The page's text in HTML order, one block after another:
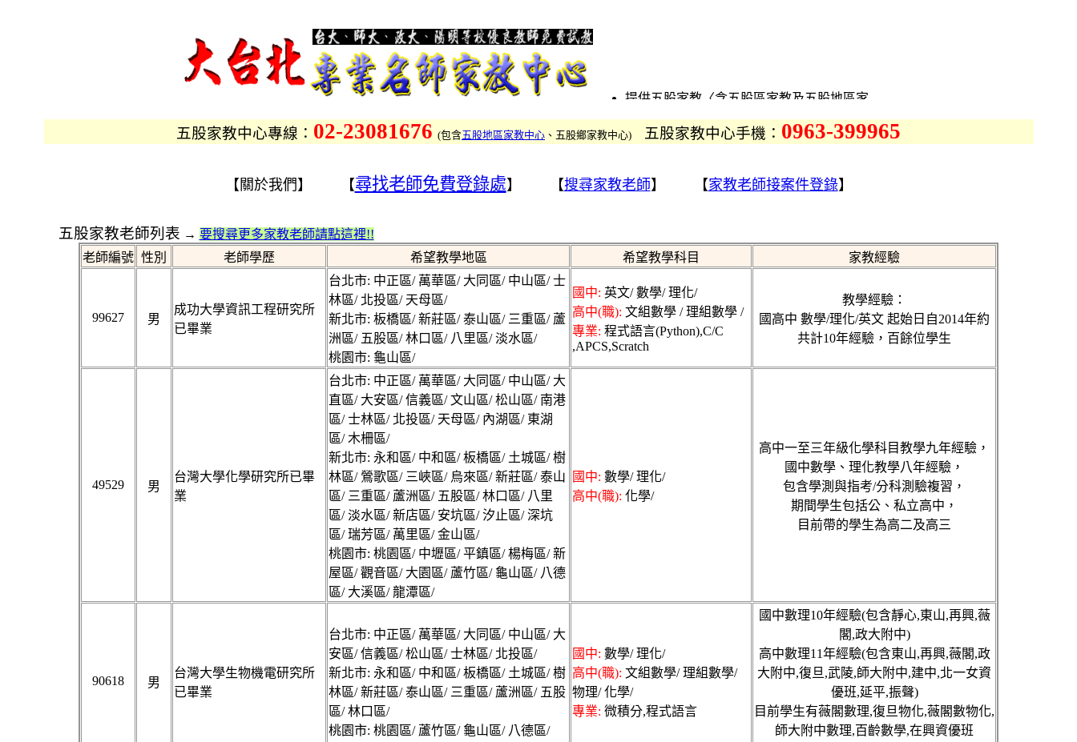
提供五股家教〈含五股區家教及五股地區家
涵蓋國小家教、國中家教、高中家教
家教、數學家教的專業優質家教中心
股區家教中心、五股地區家教中心，一起提供
更優質的服務
找五股、找五股區、找五股地區家教CASE的
老師也歡迎來登錄
五股家教網為五股本地優秀家教仲介網站，五
股找家教請撥打專線，五股家教網提供五股各
地家教兼職資訊，優秀家庭教師上門家教，一
五股家教中心專線： 02-23081676 (包含五股地區家教中心 、五股鄉家教中心) 五股家教中心手機： 0963-399965
【關於我們】 【尋找老師免費登錄處】 【搜尋家教老師】 【家教老師接案件登錄】
五股家教老師列表 → 要搜尋更多家教老師請點這裡!!
老師編號 性別 老師學歷 希望教學地區 希望教學科目 家教經驗
99627 男
成功大學資訊工程研究所
已畢業
台北市: 中正區/ 萬華區/ 大同區/ 中山區/ 士
林區/ 北投區/ 天母區/
新北市: 板橋區/ 新莊區/ 泰山區/ 三重區/ 蘆
洲區/ 五股區/ 林口區/ 八里區/ 淡水區/
桃園市: 龜山區/
國中: 英文/ 數學/ 理化/
高中(職): 文組數學 / 理組數學 /
專業: 程式語言(Python),C/C
,APCS,Scratch
教學經驗：
國高中 數學/理化/英文 起始日自2014年約
共計10年經驗，百餘位學生
49529 男
台灣大學化學研究所已畢
業
台北市: 中正區/ 萬華區/ 大同區/ 中山區/ 大
直區/ 大安區/ 信義區/ 文山區/ 松山區/ 南港
區/ 士林區/ 北投區/ 天母區/ 內湖區/ 東湖
區/ 木柵區/
新北市: 永和區/ 中和區/ 板橋區/ 土城區/ 樹
林區/ 鶯歌區/ 三峽區/ 烏來區/ 新莊區/ 泰山
區/ 三重區/ 蘆洲區/ 五股區/ 林口區/ 八里
區/ 淡水區/ 新店區/ 安坑區/ 汐止區/ 深坑
區/ 瑞芳區/ 萬里區/ 金山區/
桃園市: 桃園區/ 中壢區/ 平鎮區/ 楊梅區/ 新
屋區/ 觀音區/ 大園區/ 蘆竹區/ 龜山區/ 八德
區/ 大溪區/ 龍潭區/
國中: 數學/ 理化/
高中(職): 化學/
高中一至三年級化學科目教學九年經驗，
國中數學、理化教學八年經驗，
包含學測與指考/分科測驗複習，
期間學生包括公、私立高中，
目前帶的學生為高二及高三
90618 男
台灣大學生物機電研究所
已畢業
台北市: 中正區/ 萬華區/ 大同區/ 中山區/ 大
安區/ 信義區/ 松山區/ 士林區/ 北投區/
新北市: 永和區/ 中和區/ 板橋區/ 土城區/ 樹
林區/ 新莊區/ 泰山區/ 三重區/ 蘆洲區/ 五股
區/ 林口區/
桃園市: 桃園區/ 蘆竹區/ 龜山區/ 八德區/
國中: 數學/ 理化/
高中(職): 文組數學/ 理組數學/
物理/ 化學/
專業: 微積分,程式語言
國中數理10年經驗(包含靜心,東山,再興,薇
閣,政大附中)
高中數理11年經驗(包含東山,再興,薇閣,政
大附中,復旦,武陵,師大附中,建中,北一女資
優班,延平,振聲)
目前學生有薇閣數理,復旦物化,薇閣數物化,
師大附中數理,百齡數學,在興資優班